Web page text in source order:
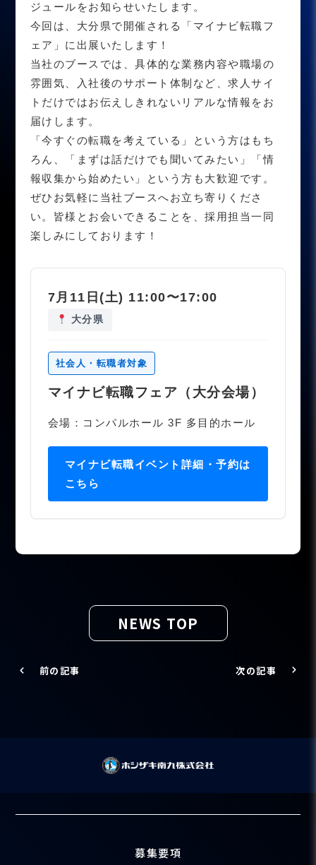
ジュールをお知らせいたします。
今回は、大分県で開催される「マイナビ転職フ
ェア」に出展いたします！
当社のブースでは、具体的な業務内容や職場の
雰囲気、入社後のサポート体制など、求人サイ
トだけではお伝えしきれないリアルな情報をお
届けします。
「今すぐの転職を考えている」という方はもち
ろん、「まずは話だけでも聞いてみたい」「情
報収集から始めたい」という方も大歓迎です。
ぜひお気軽に当社ブースへお立ち寄りくださ
い。皆様とお会いできることを、採用担当一同
楽しみにしております！
7月11日(土) 11:00〜17:00
大分県
社会人・転職者対象
マイナビ転職フェア（大分会場）
会場：コンパルホール 3F 多目的ホール
マイナビ転職イベント詳細・予約は
こちら
NEWS TOP
前の記事 次の記事
募集要項